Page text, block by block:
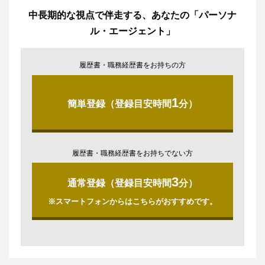
中長期的な視点で伴走する、あなたの「パーソナ
ル・エージェント」
履歴書・職務経歴書をお持ちの方
簡単登録（登録目安時間1分）
履歴書・職務経歴書をお持ちでない方
通常登録（登録目安時間3分）
※スマートフォンからはこちらがおすすめです。